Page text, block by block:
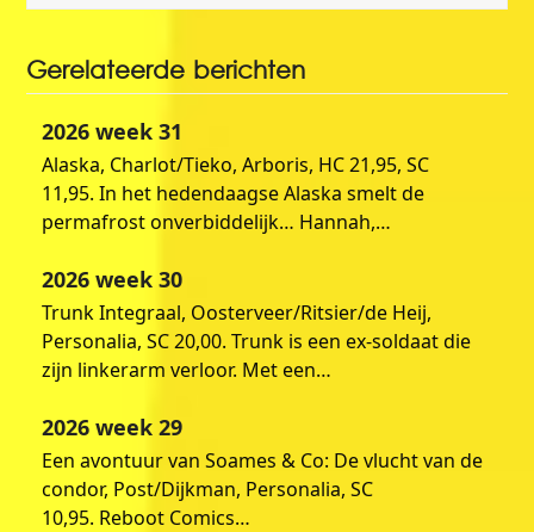
Gerelateerde berichten
2026 week 31
Alaska, Charlot/Tieko, Arboris, HC 21,95, SC
11,95. In het hedendaagse Alaska smelt de
permafrost onverbiddelijk… Hannah,…
2026 week 30
Trunk Integraal, Oosterveer/Ritsier/de Heij,
Personalia, SC 20,00. Trunk is een ex-soldaat die
zijn linkerarm verloor. Met een…
2026 week 29
Een avontuur van Soames & Co: De vlucht van de
condor, Post/Dijkman, Personalia, SC
10,95. Reboot Comics…